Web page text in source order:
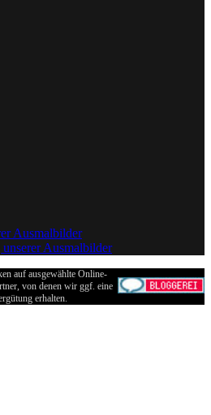
Ausmalbilder
Ausmalbilder
auf ausgewählte Online-
von denen wir ggf. eine
erhalten.